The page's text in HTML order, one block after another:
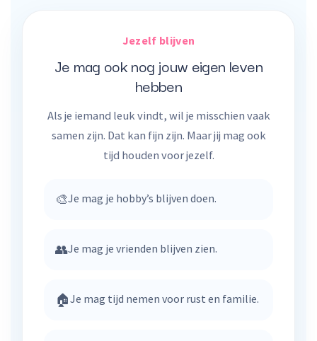
Jezelf blijven
Je mag ook nog jouw eigen leven
hebben
Als je iemand leuk vindt, wil je misschien vaak
samen zijn. Dat kan fijn zijn. Maar jij mag ook
tijd houden voor jezelf.
🎨Je mag je hobby’s blijven doen.
👥Je mag je vrienden blijven zien.
🏠Je mag tijd nemen voor rust en familie.